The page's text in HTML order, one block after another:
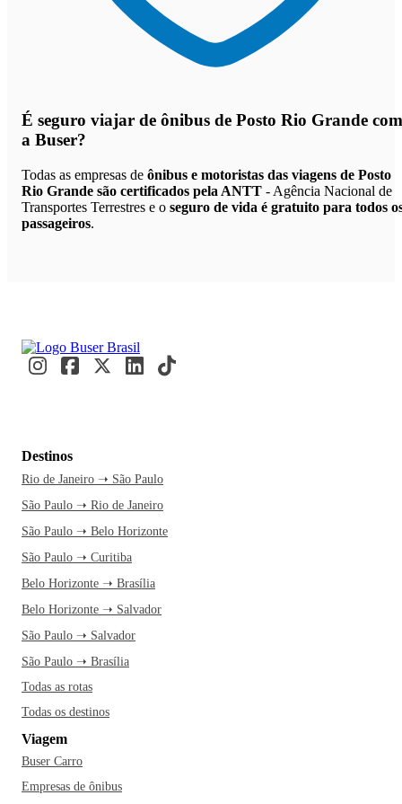
É seguro viajar de ônibus de Posto Rio Grande com
a Buser?
Todas as empresas de ônibus e motoristas das viagens de Posto
Rio Grande são certificados pela ANTT - Agência Nacional de
Transportes Terrestres e o seguro de vida é gratuito para todos
passageiros.
Destinos
Rio de Janeiro ➝ São Paulo
São Paulo ➝ Rio de Janeiro
São Paulo ➝ Belo Horizonte
São Paulo ➝ Curitiba
Belo Horizonte ➝ Brasília
Belo Horizonte ➝ Salvador
São Paulo ➝ Salvador
São Paulo ➝ Brasília
Todas as rotas
Todas os destinos
Viagem
Buser Carro
Empresas de ônibus